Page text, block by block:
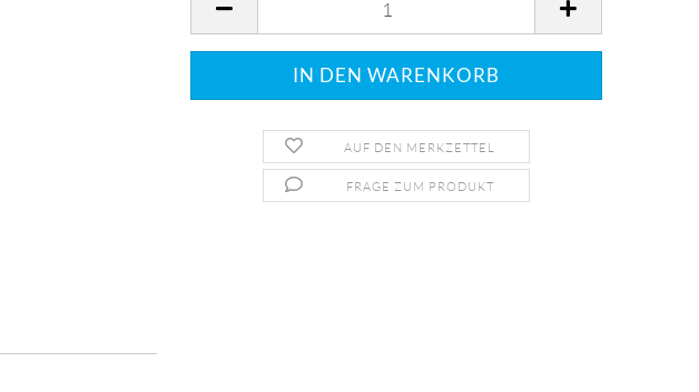
AUF DEN MERKZETTEL
FRAGE ZUM PRODUKT